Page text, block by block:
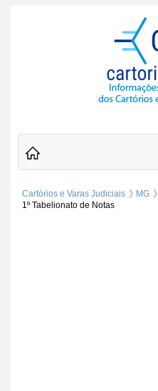
Cartórios e Varas Judiciais MG
1º Tabelionato de Notas